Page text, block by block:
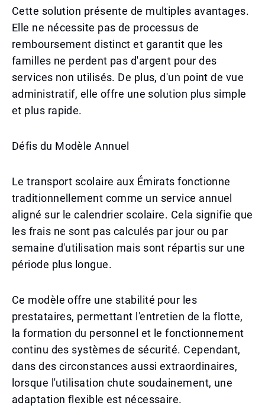
Cette solution présente de multiples avantages.
Elle ne nécessite pas de processus de
remboursement distinct et garantit que les
familles ne perdent pas d'argent pour des
services non utilisés. De plus, d'un point de vue
administratif, elle offre une solution plus simple
et plus rapide.
Défis du Modèle Annuel
Le transport scolaire aux Émirats fonctionne
traditionnellement comme un service annuel
aligné sur le calendrier scolaire. Cela signifie que
les frais ne sont pas calculés par jour ou par
semaine d'utilisation mais sont répartis sur une
période plus longue.
Ce modèle offre une stabilité pour les
prestataires, permettant l'entretien de la flotte,
la formation du personnel et le fonctionnement
continu des systèmes de sécurité. Cependant,
dans des circonstances aussi extraordinaires,
lorsque l'utilisation chute soudainement, une
adaptation flexible est nécessaire.